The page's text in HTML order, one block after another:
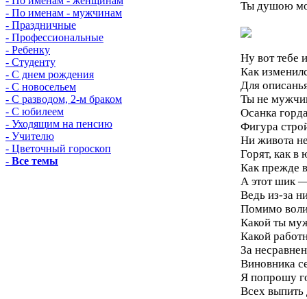
- По именам - мужчинам
- Праздничные
- Профессиональные
- Ребенку
- Студенту
- С днем рождения
- С новосельем
- С разводом, 2-м браком
- С юбилеем
- Уходящим на пенсию
- Учителю
- Цветочный гороскоп
- Все темы
Ты душою
Ну вот тебе
Как
Для
Ты не
Осанка
Фигура
Ни живота
Горят, как в
Как прежде
А этот шик
Ведь из-за
Помимо
Какой ты
Какой
За
Виновника
Я попрошу
Всех